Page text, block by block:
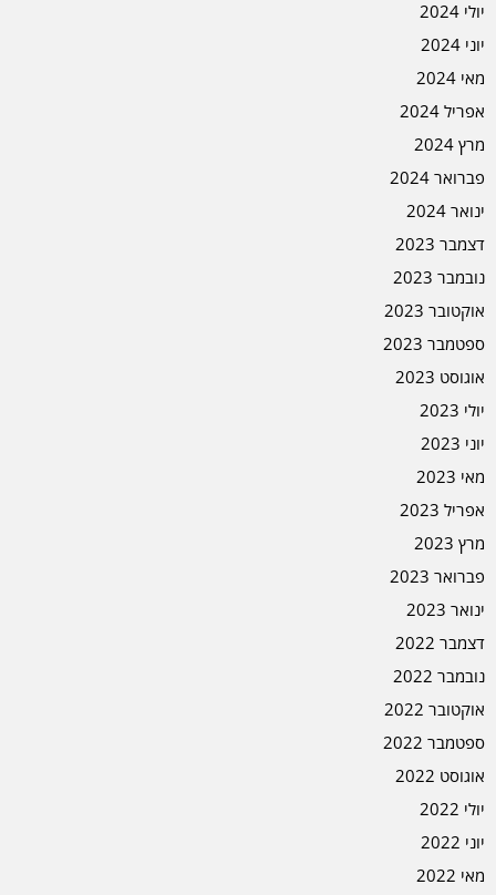
יולי 2024
יוני 2024
מאי 2024
אפריל 2024
מרץ 2024
פברואר 2024
ינואר 2024
דצמבר 2023
נובמבר 2023
אוקטובר 2023
ספטמבר 2023
אוגוסט 2023
יולי 2023
יוני 2023
מאי 2023
אפריל 2023
מרץ 2023
פברואר 2023
ינואר 2023
דצמבר 2022
נובמבר 2022
אוקטובר 2022
ספטמבר 2022
אוגוסט 2022
יולי 2022
יוני 2022
מאי 2022